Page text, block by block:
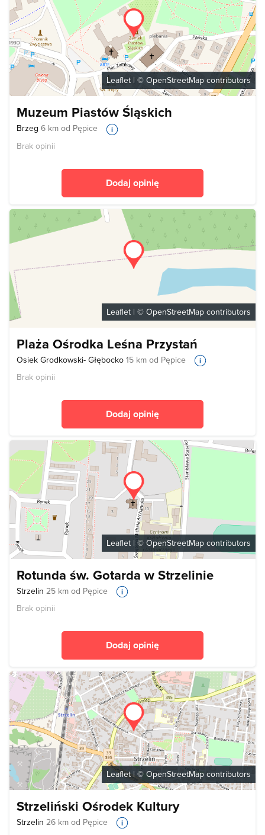
Leaflet | © OpenStreetMap contributors
Muzeum Piastów Śląskich
Brzeg 6 km od Pępice
Brak opinii
Dodaj opinię
Leaflet | © OpenStreetMap contributors
Plaża Ośrodka Leśna Przystań
Osiek Grodkowski- Głębocko 15 km od Pępice
Brak opinii
Dodaj opinię
Leaflet | ©OpenStreetMap contributors
Rotunda św. Gotarda w Strzelinie
Strzelin 25 km od Pępice
Brak opinii
Dodaj opinię
Leaflet| © OpenStreetMap contributors
Strzeliński Ośrodek Kultury
Strzelin 26 km od Pępice